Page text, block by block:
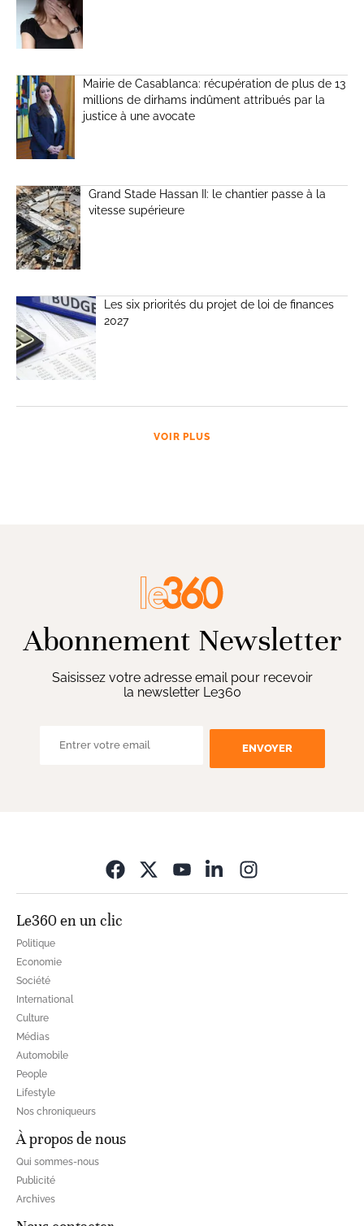
Mairie de Casablanca: récupération de plus de 13
millions de dirhams indûment attribués par la
justice à une avocate
Grand Stade Hassan II: le chantier passe à la
vitesse supérieure
Les six priorités du projet de loi de finances
2027
VOIR PLUS
Abonnement Newsletter
Saisissez votre adresse email pour recevoir
la newsletter Le360
ENVOYER
Le360 en un clic
Politique
Economie
Société
International
Culture
Médias
Automobile
People
Lifestyle
Nos chroniqueurs
À propos de nous
Qui sommes-nous
Publicité
Archives